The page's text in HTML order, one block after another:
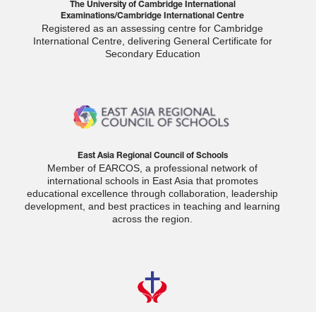
The University of Cambridge International
Examinations/Cambridge International Centre
Registered as an assessing centre for Cambridge
International Centre, delivering General Certificate for
Secondary Education
East Asia Regional Council of Schools
Member of EARCOS, a professional network of
international schools in East Asia that promotes
educational excellence through collaboration, leadership
development, and best practices in teaching and learning
across the region.